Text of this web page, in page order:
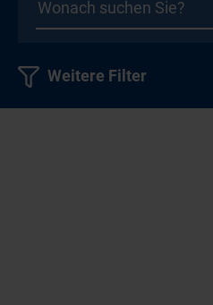
Weitere Filter